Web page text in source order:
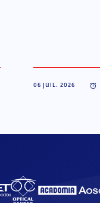
06 JUIL. 2026